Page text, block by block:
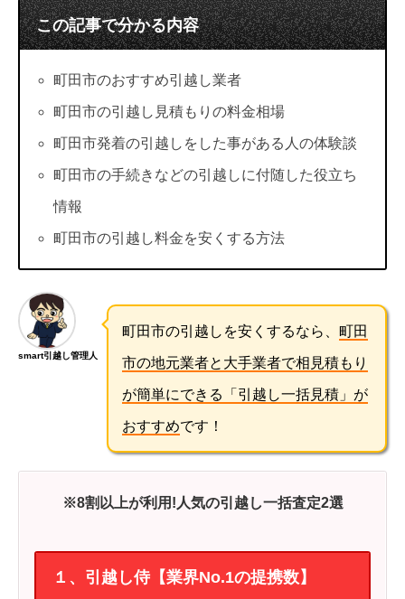
この記事で分かる内容
町田市のおすすめ引越し業者
町田市の引越し見積もりの料金相場
町田市発着の引越しをした事がある人の体験談
町田市の手続きなどの引越しに付随した役立ち
情報
町田市の引越し料金を安くする方法
smart引越し管理人
町田市の引越しを安くするなら、 町田
市の地元業者と大手業者で相見積もり
が簡単にできる「引越し一括見積」が
おすすめです！
※8割以上が利用!人気の引越し一括査定2選
１、引越し侍【業界No.1の提携数】